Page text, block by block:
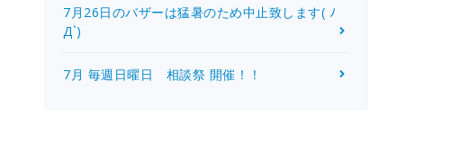
7月26日のバザーは猛暑のため中止致します( ﾉ
Д`)
7月 毎週日曜日 相談祭 開催！！